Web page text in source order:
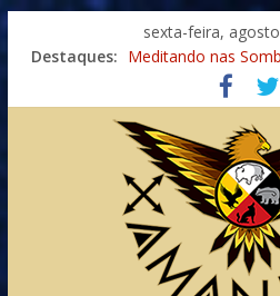
sexta-feira,
Destaques: Meditando nas
Autosuficiência: A
Xamanismo
Totens – Caminho
Imaginação na Cura